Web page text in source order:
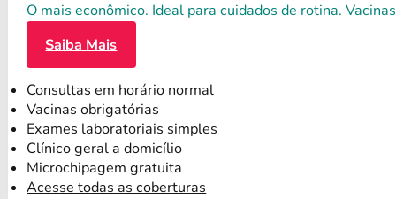
O mais econômico. Ideal para cuidados de rotina.
Saiba Mais
Consultas em horário normal
Vacinas obrigatórias
Exames laboratoriais simples
Clínico geral a domicílio
Microchipagem gratuita
Acesse todas as coberturas